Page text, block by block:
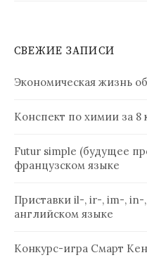
СВЕЖИЕ ЗАПИСИ
Экономическая жизнь
Конспект по химии за 8
Futur simple (будущее
французском языке
Приставки il-, ir-, im-, in-
английском языке
Конкурс-игра Смарт